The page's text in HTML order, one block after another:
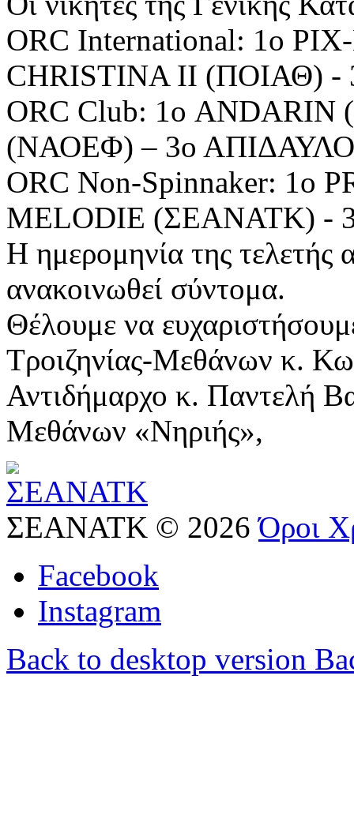
ORC International: 1ο
CHRISTINA II (ΠΟΙΑΘ)
ORC Club: 1ο
(ΝΑΟΕΦ) – 3ο
ORC Non-Spinnaker: 1ο
MELODIE (ΣΕΑΝΑΤΚ) -
Η ημερομηνία της
ανακοινωθεί σύντομα.
Θέλουμε να
Τροιζηνίας-Μεθάνων κ.
Αντιδήμαρχο κ. Παντελή
Μεθάνων «Νηριής»,
ΣΕΑΝΑΤΚ © 2026 Όροι
Facebook
Instagram
Back to desktop version